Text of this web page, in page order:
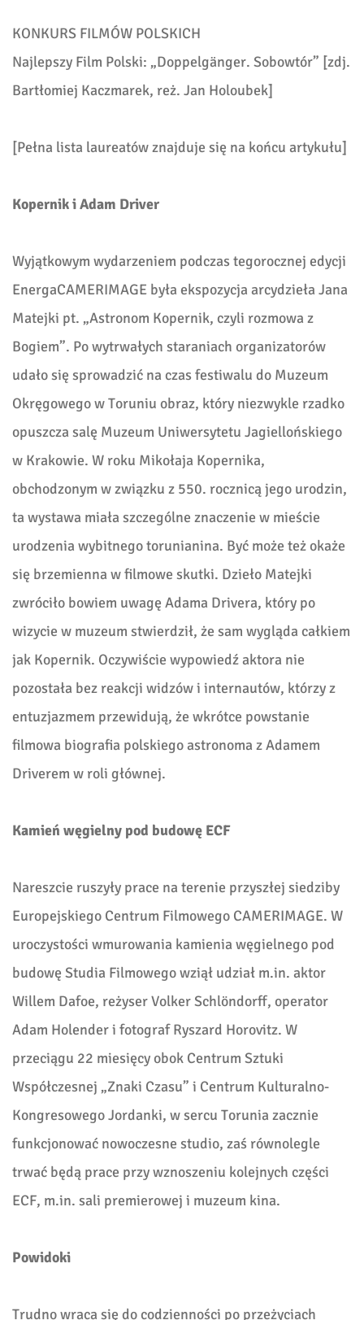
KONKURS FILMÓW POLSKICH
Najlepszy Film Polski: „Doppelgänger. Sobowtór” [zdj.
Bartłomiej Kaczmarek, reż.Jan Holoubek]
[Pełna lista laureatów znajduje się na końcu artykułu]
Kopernik i Adam Driver
Wyjątkowym wydarzeniem podczas tegorocznej edycji
EnergaCAMERIMAGE była ekspozycja arcydzieła Jana
Matejki pt. „Astronom Kopernik, czyli rozmowa z
Bogiem”. Po wytrwałych staraniach organizatorów
udało się sprowadzić na czas festiwalu do Muzeum
Okręgowego w Toruniu obraz, który niezwykle rzadko
opuszcza salę Muzeum Uniwersytetu Jagiellońskiego
w Krakowie. W roku Mikołaja Kopernika,
obchodzonym w związku z 550. rocznicą jego urodzin,
ta wystawa miała szczególne znaczenie w mieście
urodzenia wybitnego torunianina. Być może też okaże
się brzemienna w filmowe skutki. Dzieło Matejki
zwróciło bowiem uwagę Adama Drivera, który po
wizycie w muzeum stwierdził, że sam wygląda całkiem
jak Kopernik. Oczywiście wypowiedź aktora nie
pozostała bez reakcji widzów i internautów, którzy z
entuzjazmem przewidują, że wkrótce powstanie
filmowa biografia polskiego astronoma z Adamem
Driverem w roli głównej.
Kamień węgielny pod budowę ECF
Nareszcie ruszyły prace na terenie przyszłej siedziby
Europejskiego Centrum Filmowego CAMERIMAGE. W
uroczystości wmurowania kamienia węgielnego pod
budowę Studia Filmowego wziął udział m.in. aktor
Willem Dafoe, reżyser Volker Schlöndorff, operator
Adam Holender i fotograf Ryszard Horovitz. W
przeciągu 22 miesięcy obok Centrum Sztuki
Współczesnej „Znaki Czasu” i Centrum Kulturalno-
Kongresowego Jordanki, w sercu Torunia zacznie
funkcjonować nowoczesne studio, zaś równolegle
trwać będą prace przy wznoszeniu kolejnych części
ECF, m.in. sali premierowej i muzeum kina.
Powidoki
Trudno wraca się do codzienności po przeżyciach